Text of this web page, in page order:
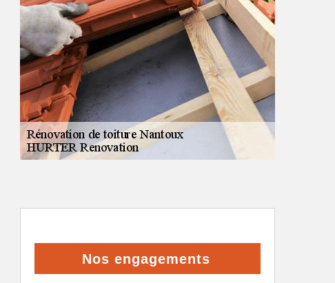
Nos engagements